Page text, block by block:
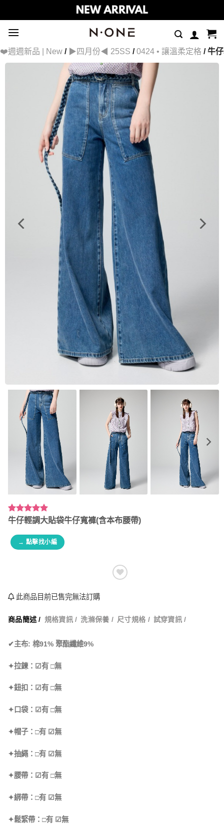
to
content
❤️週週新品 | New / ▶四月份◀ 25SS /0424 • 讓溫柔定格 / 牛
評分5.00/
4
顧客進行評
分
牛仔輕調大貼袋牛仔寬褲(含本布腰帶)
→ 點擊找小編
此商品目前已售完無法訂購
商品簡述 / 規格資訊 / 洗滌保養 / 尺寸規格 / 試穿資訊 /
✔主布: 棉91% 聚酯纖維9%
✦拉鍊：☑有 □無
✦鈕扣：☑有 □無
✦口袋：☑有 □無
✦帽子：□有 ☑無
✦抽繩：□有 ☑無
✦腰帶：☑有 □無
✦綁帶：□有 ☑無
✦鬆緊帶：□有 ☑無